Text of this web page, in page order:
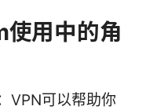
用中的角
VPN可以帮助你